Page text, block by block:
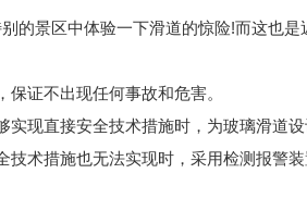
景区中体验一下滑道的惊险!而这也是
证不出现任何事故和危害。
直接安全技术措施时，为玻璃滑道设
措施也无法实现时，采用检测报警